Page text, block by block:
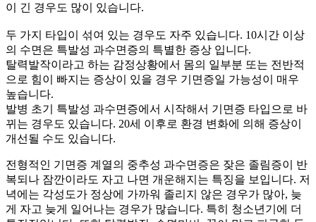
이 긴 경우도 많이 있습니다.
두 가지 타입이 섞여 있는 경우도 자주 있습니다. 10시간 이상
의 수면은 특발성 과수면증의 특별한 증상 입니다.
탈력발작이라고 하는 감정상황에서 몸의 일부분 또는 전반적
으로 힘이 빠지는 증상이 있을 경우 기면증일 가능성이 매우
높습니다.
발병 초기 특발성 과수면증에서 시작해서 기면증 타입으로 바
뀌는 경우도 있습니다. 20세 이후로 환경 변화에 의해 증상이
개선될 수도 있습니다.
전형적인 기면증 계열의 중추성 과수면증은 잦은 졸림증이 반
복되나 잠깐이라도 자고 나면 개운해지는 특징을 보입니다. 저
녁에는 각성도가 정상에 가까워 졸리지 않은 경우가 많아, 늦
게 자고 늦게 일어나는 경우가 많습니다. 특히 청소년기에 더